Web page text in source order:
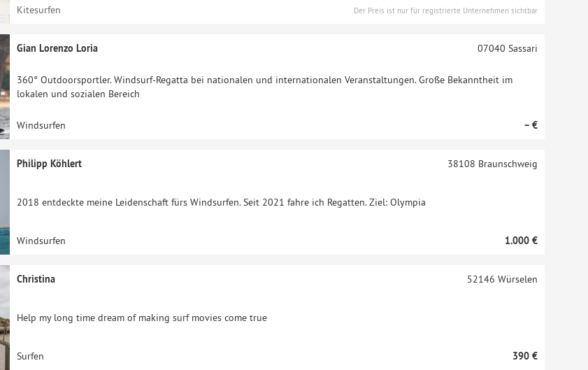
Kitesurfen Der Preis ist nur für registrierte Unternehmen sichtbar
Gian Lorenzo Loria
360° Outdoorsportler. Windsurf-Regatta bei nationalen und internationalen Veranstaltungen. Große Bekanntheit im
lokalen und sozialen Bereich
07040 Sassari
Windsurfen – €
Philipp Köhlert
2018 entdeckte meine Leidenschaft fürs Windsurfen. Seit 2021 fahre ich Regatten. Ziel: Olympia
38108 Braunschweig
Windsurfen 1.000 €
Christina
Help my long time dream of making surf movies come true
52146 Würselen
Surfen 390 €